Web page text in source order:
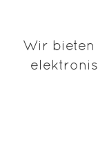
Wir bieten